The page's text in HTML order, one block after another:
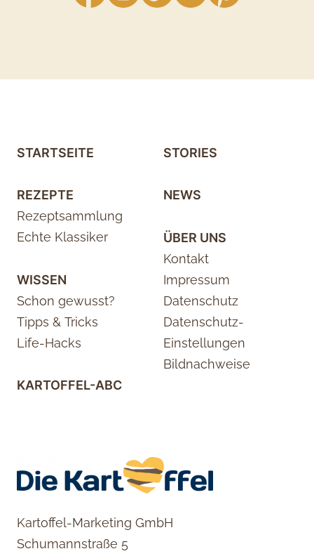
STARTSEITE
REZEPTE
Rezeptsammlung
Echte Klassiker
WISSEN
Schon gewusst?
Tipps & Tricks
Life-Hacks
KARTOFFEL-ABC
STORIES
NEWS
ÜBER UNS
Kontakt
Impressum
Datenschutz
Datenschutz-
Einstellungen
Bildnachweise
Kartoffel-Marketing GmbH
Schumannstraße 5